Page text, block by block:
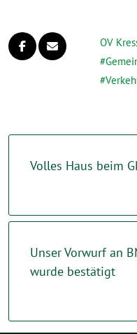
OV
Volles Haus beim
Unser Vorwurf an
wurde bestätigt